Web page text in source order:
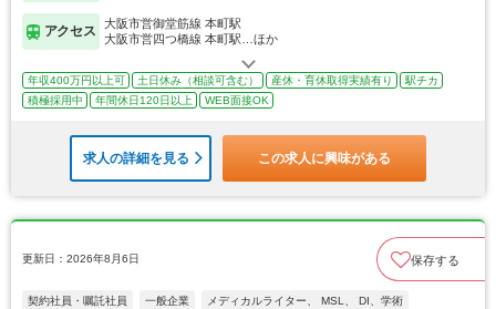
アクセス
大阪市営御堂筋線 本町駅
大阪市営四つ橋線 本町駅…ほか
年収400万円以上可 土日休み（相談可含む） 産休・育休取得実績有り
駅チカ
積極採用中
年間休日120日以上 WEB面接OK
求人の詳細を見る この求人に興味がある
更新日：2026年8月6日 保存する
契約社員・嘱託社員 一般企業 メディカルライター、 MSL、 DI、学術